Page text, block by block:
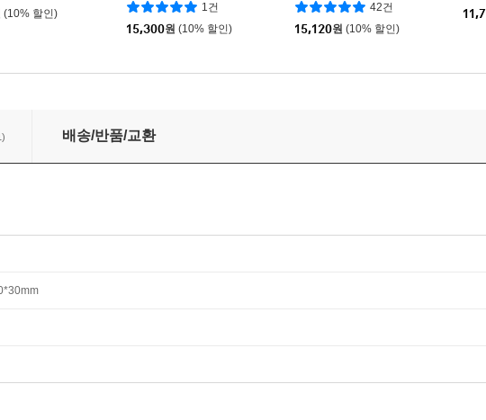
(10% 할인)
1건
15,300원 (10% 할인)
42건
15,120원 (10% 할인)
배송/반품/교환